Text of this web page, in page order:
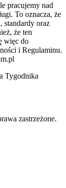
pracujemy nad
To oznacza, że
standardy oraz
że ten
więc do
i Regulaminu.
Tygodnika
zastrzeżone.